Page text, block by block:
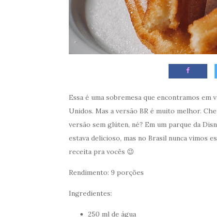
Essa é uma sobremesa que encontramos
Unidos. Mas a versão BR é muito melhor.
versão sem glúten, né? Em um parque da
estava delicioso, mas no Brasil nunca vimos
receita pra vocês 😉
Rendimento: 9 porções
Ingredientes:
250 ml de água